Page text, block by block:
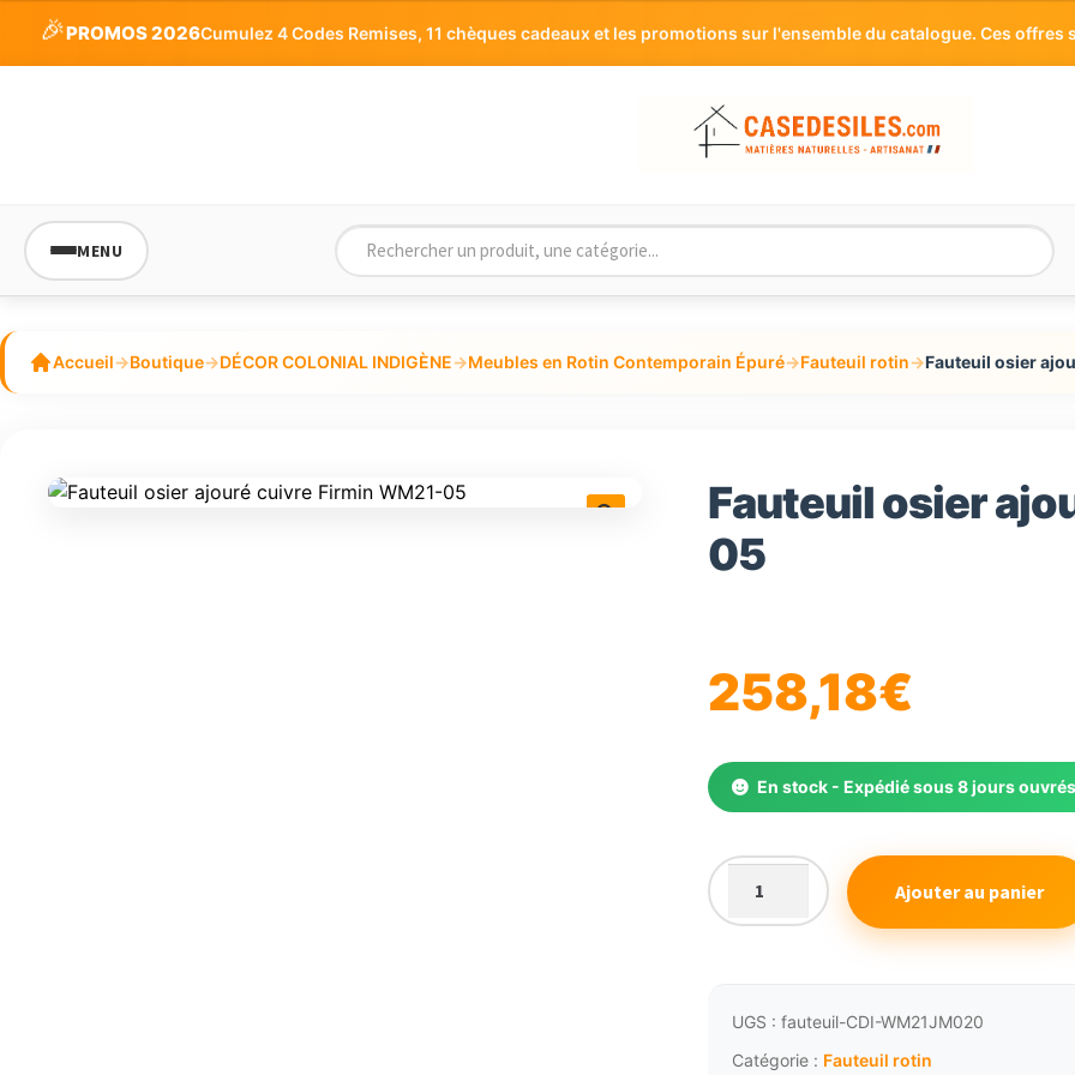
🎉PROMOS 2026Cumulez 4 Codes Remises, 11 chèques cadeaux et les promotions sur l'ensemble du catalogue. Ces
MENU
Accueil→Boutique→DÉCOR COLONIAL INDIGÈNE→Meubles en Rotin Contemporain Épuré→Fauteuil rotin→Fauteuil osier
Fauteuil osier
05
258,18€
En stock - Expédié sous 8 jours
quantité
de
ajouré
cuivre
Ajouter au panier
UGS : fauteuil-CDI-WM21JM020
Catégorie : Fauteuil rotin